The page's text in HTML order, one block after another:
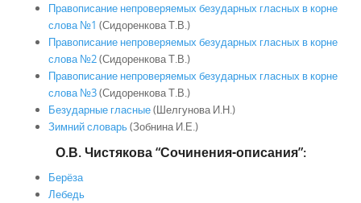
Правописание непроверяемых безударных гласных в корне
слова №1 (Сидоренкова Т.В.)
Правописание непроверяемых безударных гласных в корне
слова №2(Сидоренкова Т.В.)
Правописание непроверяемых безударных гласных в корне
слова №3(Сидоренкова Т.В.)
Безударные гласные(Шелгунова И.Н.)
Зимний словарь(Зобнина И.Е.)
О.В. Чистякова “Сочинения-описания”:
Берёза
Лебедь